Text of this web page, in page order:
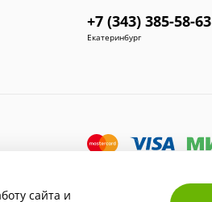
+7 (343) 385-58-63
Екатеринбург
сайта и